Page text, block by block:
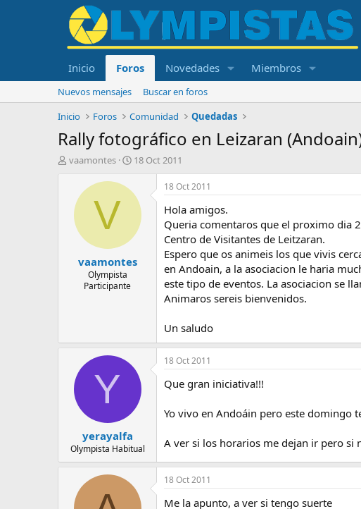
Inicio Foros Novedades Miembros
Nuevos mensajes
Buscar en foros
Inicio
Foros Comunidad Quedadas
Rally fotográfico en Leizaran
Ivaamontes
F
h
e
n
18 Oct 2011
V
vaamontes
Olympista
Participante
18 Oct 2011
Hola amigos.
Queria comentaros que el proximo dia
Centro de Visitantes de Leitzaran.
Espero que os animeis los que vivis
en Andoain, a la asociacion le haria
este tipo de eventos. La asociacion se
Animaros sereis bienvenidos.
Un saludo
Y
yerayalfa
Olympista Habitual
18 Oct 2011
Que gran iniciativa!!!
Yo vivo en Andoáin pero este domingo
A ver si los horarios me dejan ir pero si
18 Oct 2011
Me la apunto, a ver si tengo suerte